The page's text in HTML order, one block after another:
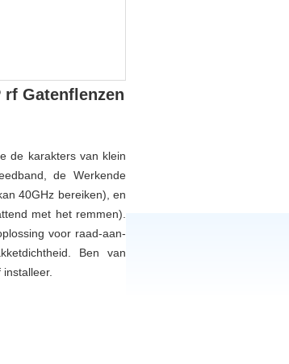
rf Gatenflenzen
de karakters van klein
de Werkende
40GHz bereiken), en
met het remmen).
voor raad-aan-
Ben van